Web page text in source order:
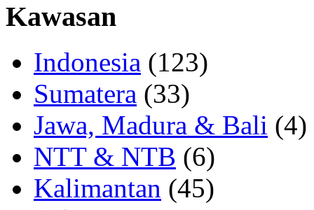
Kawasan
Indonesia (123)
Sumatera (33)
Jawa, Madura & Bali (4)
NTT & NTB (6)
Kalimantan (45)